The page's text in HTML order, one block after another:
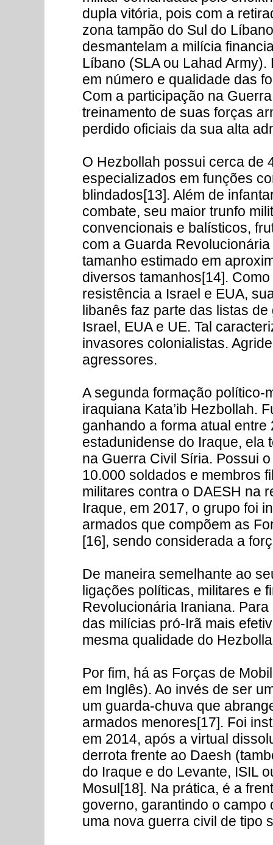
dupla vitória, pois com a
zona tampão do Sul do
desmantelam a milícia
Líbano (SLA ou Lahad
em número e qualidade das
Com a participação na
treinamento de suas forças
perdido oficiais da sua alta
O Hezbollah possui cerca de
especializados em funções
blindados[13]. Além de
combate, seu maior trunfo
convencionais e balísticos,
com a Guarda
tamanho estimado em
diversos tamanhos[14].
resistência a Israel e EUA,
libanês faz parte das listas
Israel, EUA e UE. Tal
invasores colonialistas.
agressores.
A segunda formação político-
iraquiana Kata’ib Hezbollah.
ganhando a forma atual
estadunidense do Iraque, ela
na Guerra Civil Síria. Possui
10.000 soldados e membros
militares contra o DAESH na
Iraque, em 2017, o grupo foi
armados que compõem as
[16], sendo considerada a
De maneira semelhante ao
ligações políticas, militares e
Revolucionária Iraniana.
das milícias pró-Irã mais
mesma qualidade do
Por fim, há as Forças de
em Inglês). Ao invés de ser
um guarda-chuva que
armados menores[17]. Foi
em 2014, após a virtual
derrota frente ao Daesh
do Iraque e do Levante, ISIL
Mosul[18]. Na prática, é a
governo, garantindo o
uma nova guerra civil de tipo